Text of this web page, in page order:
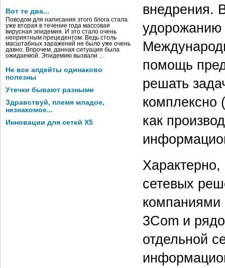
Вот те два...
Поводом для написания этого блога стала
уже вторая в течение года массовая
вирусная эпидемия. И это стало очень
неприятным прецедентом. Ведь столь
масштабных заражений не было уже очень
давно. Впрочем, данная ситуация была
ожидаемой. Эпидемию вызвали …
Не все апдейты одинаково
полезны
Утечки бывают разными
Здравствуй, племя младое,
незнакомое...
Инновации для сетей X5
внедрения.
удорожанию
помощь
решать
комплексно
как
сетевых
3Com и
отдельной